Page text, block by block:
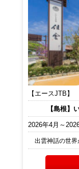
【エースJTB】
【島根】
2026年4月～
出雲神話の世界